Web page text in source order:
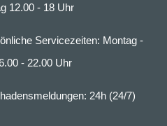
12.00 - 18 Uhr
Servicezeiten: Montag -
- 22.00 Uhr
24h (24/7)